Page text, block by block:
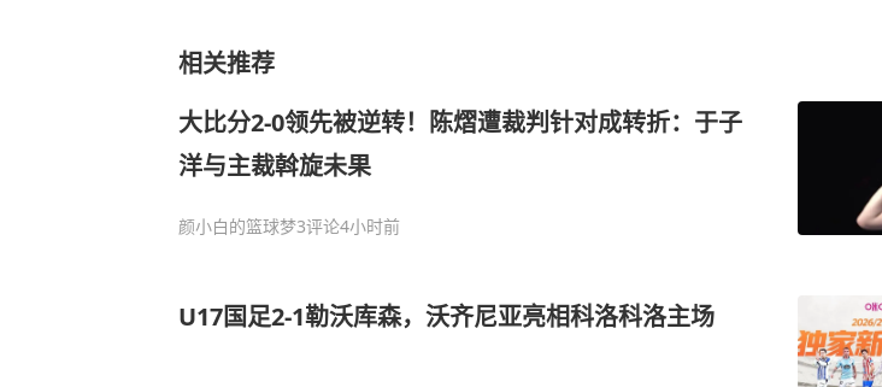
相关推荐
大比分2-0领先被逆转！陈熠遭裁判针对成转折：于子
洋与主裁斡旋未果
颜小白的篮球梦3评论4小时前
U17国足2-1勒沃库森，沃齐尼亚亮相科洛科洛主场